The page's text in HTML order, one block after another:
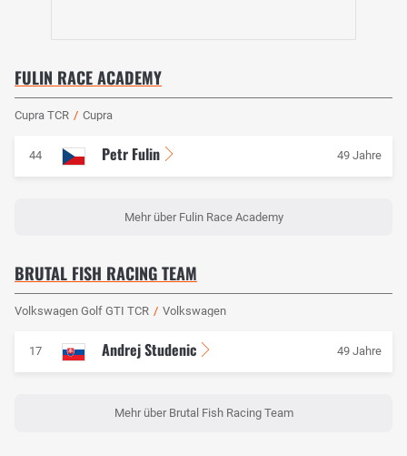
FULIN RACE ACADEMY
Cupra TCR / Cupra
44 Petr Fulin 49 Jahre
Mehr über Fulin Race Academy
BRUTAL FISH RACING TEAM
Volkswagen Golf GTI TCR / Volkswagen
17 Andrej Studenic 49 Jahre
Mehr über Brutal Fish Racing Team